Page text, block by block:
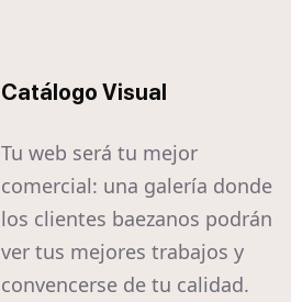
Catálogo Visual
Tu web será tu mejor
comercial: una galería donde
los clientes baezanos podrán
ver tus mejores trabajos y
convencerse de tu calidad.